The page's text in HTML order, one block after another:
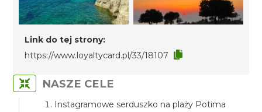
Link do tej strony:
https://www.loyaltycard.pl/33/18107
NASZE CELE
Instagramowe serduszko na plaży Potima